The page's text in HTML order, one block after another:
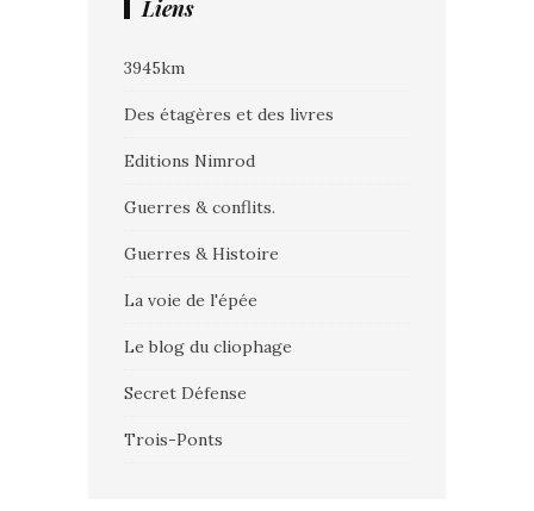
Liens
3945km
Des étagères et des livres
Editions Nimrod
Guerres & conflits.
Guerres & Histoire
La voie de l'épée
Le blog du cliophage
Secret Défense
Trois-Ponts